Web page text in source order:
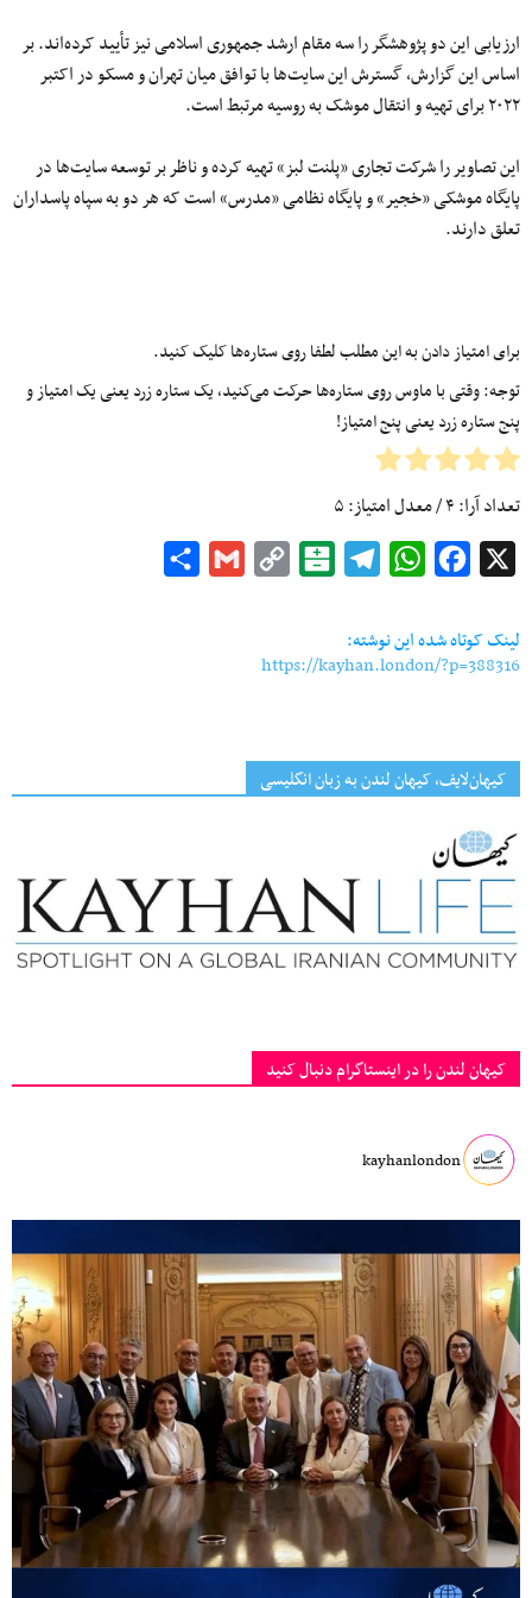
ارزیابی این دو پژوهشگر را سه مقام ارشد جمهوری اسلامی نیز تأیید کرده‌اند. بر
اساس این گزارش، گسترش این سایت‌ها با توافق میان تهران و مسکو در اکتبر
۲۰۲۲ برای تهیه و انتقال موشک به روسیه مرتبط است.
این تصاویر را شرکت تجاری «پلنت لبز» تهیه کرده و ناظر بر توسعه سایت‌ها در
پایگاه موشکی «خجیر» و پایگاه نظامی «مدرس» است که هر دو به سپاه پاسداران
تعلق دارند.
برای امتیاز دادن به این مطلب لطفا روی ستاره‌ها کلیک کنید.
توجه: وقتی با ماوس روی ستاره‌ها حرکت می‌کنید، یک ستاره زرد یعنی یک امتیاز و
پنج ستاره زرد یعنی پنج امتیاز!
تعداد آرا:۴/ معدل امتیاز:۵
Facebook
WhatsApp
Telegram
Balatarin
Copy
Gmail
لینک کوتاه شده این نوشته:
https://kayhan.london/?p=388316
کیهان‌لایف، کیهان لندن به زبان انگلیسی
کیهان لندن را در اینستاگرام دنبال کنید
kayhanlondon